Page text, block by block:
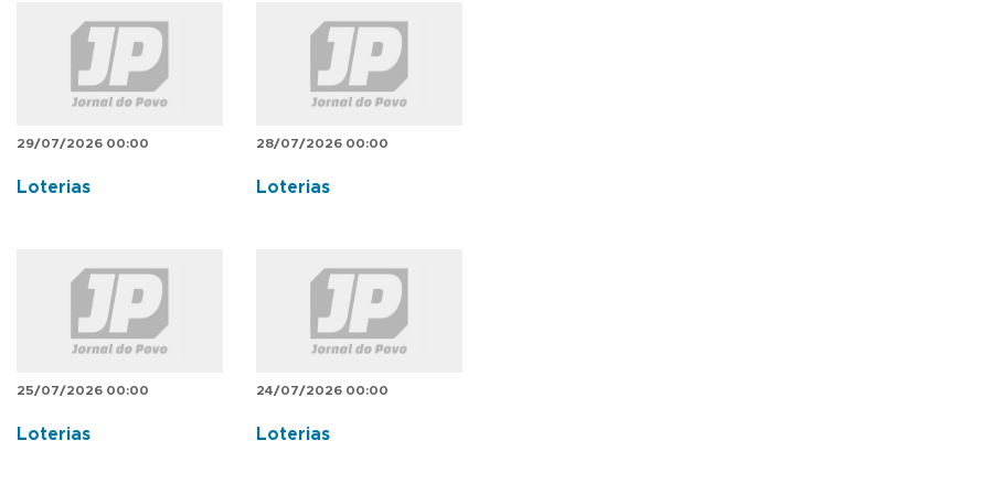
29/07/2026 00:00
Loterias
28/07/2026 00:00
Loterias
25/07/2026 00:00
Loterias
24/07/2026 00:00
Loterias